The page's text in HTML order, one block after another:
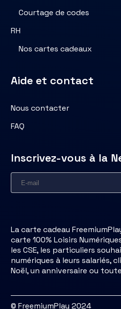
Courtage de codes
RH
Nos cartes cadeaux
Aide et contact
Nous contacter
FAQ
Inscrivez-vous à la
La carte cadeau
carte 100% Loisirs
les CSE, les particuliers
numériques à leurs salariés,
Noël, un anniversaire ou
© FreemiumPlay 2024